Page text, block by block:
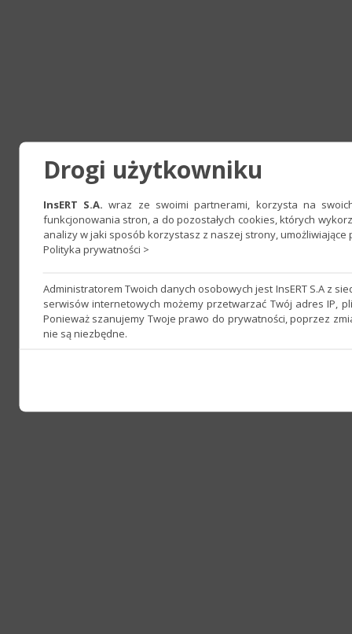
Drogi użytkowniku
InsERT S.A. wraz ze swoimi partnerami, korzysta na
funkcjonowania stron, a do pozostałych cookies, których
analizy w jaki sposób korzystasz z naszej strony,
Polityka prywatności >
Administratorem Twoich danych osobowych jest InsERT S.A z
serwisów internetowych możemy przetwarzać Twój adres IP,
Ponieważ szanujemy Twoje prawo do prywatności, poprzez
nie są niezbędne.